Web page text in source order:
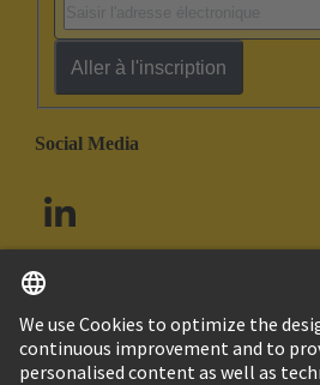
Aller à l'inscription
Social Media
Canada Français